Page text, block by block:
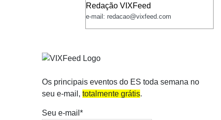
Redação VIXFeed
e-mail: redacao@vixfeed.com
Os principais eventos do ES toda semana no
seu e-mail, totalmente grátis.
Seu e-mail*